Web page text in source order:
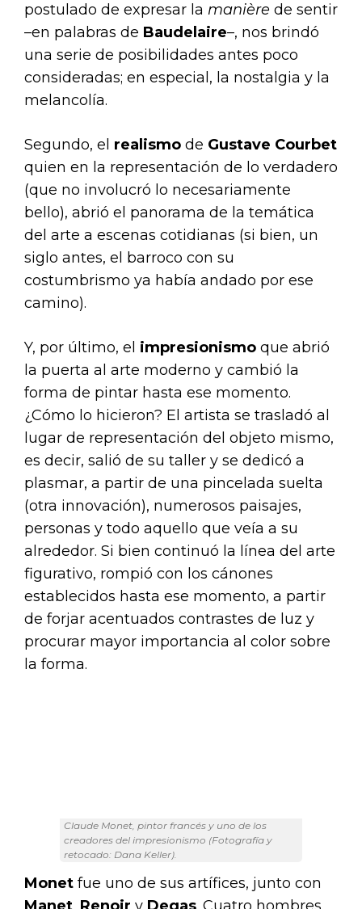
postulado de expresar la manière de sentir
–en palabras de Baudelaire–, nos brindó
una serie de posibilidades antes poco
consideradas; en especial, la nostalgia y la
melancolía.
Segundo, el realismo de Gustave Courbet
quien en la representación de lo verdadero
(que no involucró lo necesariamente
bello), abrió el panorama de la temática
del arte a escenas cotidianas (si bien, un
siglo antes, el barroco con su
costumbrismo ya había andado por ese
camino).
Y, por último, el impresionismo que abrió
la puerta al arte moderno y cambió la
forma de pintar hasta ese momento.
¿Cómo lo hicieron? El artista se trasladó al
lugar de representación del objeto mismo,
es decir, salió de su taller y se dedicó a
plasmar, a partir de una pincelada suelta
(otra innovación), numerosos paisajes,
personas y todo aquello que veía a su
alrededor. Si bien continuó la línea del arte
figurativo, rompió con los cánones
establecidos hasta ese momento, a partir
de forjar acentuados contrastes de luz y
procurar mayor importancia al color sobre
la forma.
Claude Monet, pintor francés y uno de los
creadores del impresionismo (Fotografía y
retocado: Dana Keller).
Monet fue uno de sus artífices, junto con